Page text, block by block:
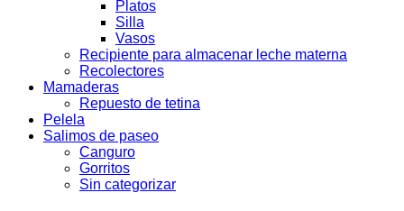
Platos
Silla
Vasos
Recipiente para almacenar leche materna
Recolectores
Mamaderas
Repuesto de tetina
Pelela
Salimos de paseo
Canguro
Gorritos
Sin categorizar